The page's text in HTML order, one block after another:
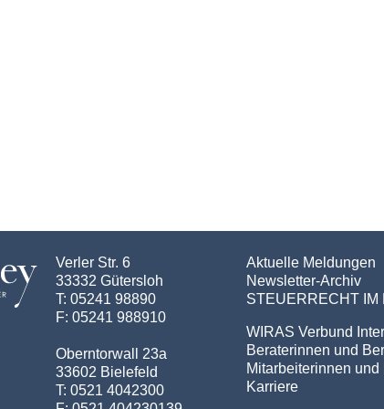
Verler Str. 6
33332 Gütersloh
T: 05241 98890
F: 05241 988910
Oberntorwall 23a
33602 Bielefeld
T: 0521 4042300
Aktuelle Meldungen
Newsletter-Archiv
STEUERRECHT IM
WIRAS Verbund
Beraterinnen und
Mitarbeiterinnen und
Karriere